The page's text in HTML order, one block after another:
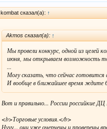
kombat сказал(а): ↑
Akmos сказал(а): ↑
Мы провели конкурс, одной из целей
июня, мы открываем возможность
...
Могу сказать, что сейчас готовится
И вообще в ближайшее время ждите
Вот и правильно... России российкие
<b>Торговые условия.</b>
Нууу... они уже очерчены и проверены